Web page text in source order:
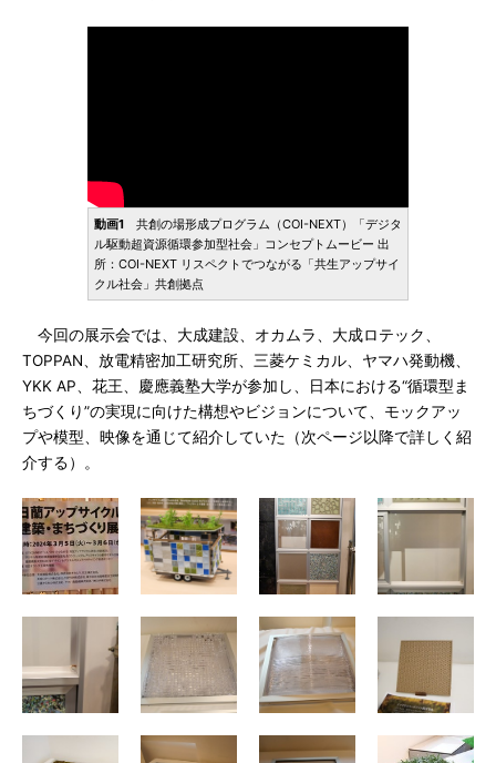
動画1 共創の場形成プログラム（COI-NEXT）「デジタ
ル駆動超資源循環参加型社会」コンセプトムービー 出
所：COI-NEXT リスペクトでつながる「共生アップサイ
クル社会」共創拠点
今回の展示会では、大成建設、オカムラ、大成ロテック、
TOPPAN、放電精密加工研究所、三菱ケミカル、ヤマハ発動機、
YKK AP、花王、慶應義塾大学が参加し、日本における“循環型ま
ちづくり”の実現に向けた構想やビジョンについて、モックアッ
プや模型、映像を通じて紹介していた（次ページ以降で詳しく紹
介する）。